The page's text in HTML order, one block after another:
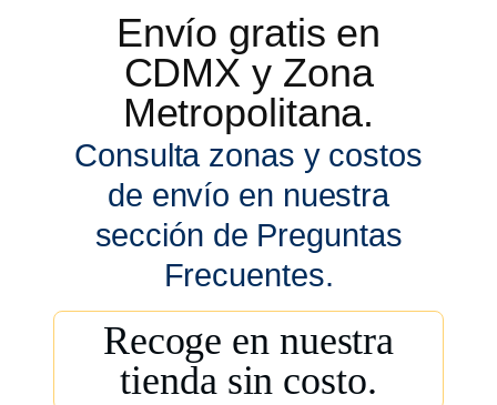
Envío gratis en
CDMX y Zona
Metropolitana.
Consulta zonas y costos
de envío en nuestra
sección de Preguntas
Frecuentes.
Recoge en nuestra
tienda sin costo.